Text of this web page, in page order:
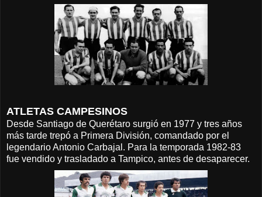
ATLETAS CAMPESINOS
Desde Santiago de Querétaro surgió en 1977 y tres años
más tarde trepó a Primera División, comandado por el
legendario Antonio Carbajal. Para la temporada 1982-83
fue vendido y trasladado a Tampico, antes de desaparecer.